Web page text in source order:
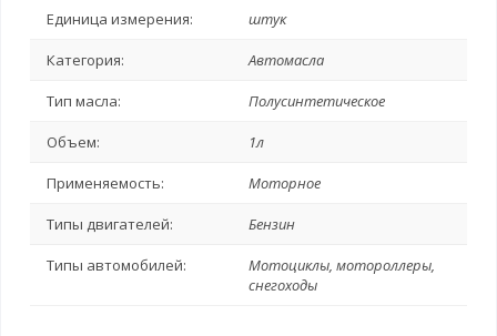
Единица измерения: штук
Категория: Автомасла
Тип масла: Полусинтетическое
Объем: 1л
Применяемость: Моторное
Типы двигателей: Бензин
Типы автомобилей:
Мотоциклы, мотороллеры,
снегоходы